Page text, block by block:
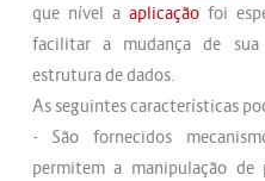
que nível a aplicaçãofoi
facilitar a mudança de sua
estrutura de dados.
As seguintes características
- São fornecidos
permitem a manipulação de